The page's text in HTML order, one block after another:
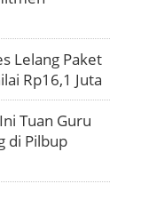
Lelang Paket
Rp16,1 Juta
Tuan Guru
di Pilbup